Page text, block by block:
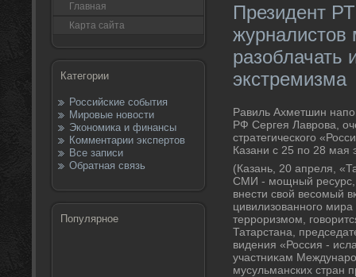
Главная
Карта сайта
Категории
Российские события
Мировые новости
Экономика и финансы
Комментарии экспертов
Все записи
Обратная связь
Популярное
Президент
журналистов
разоблачать
экстремизма
Равиль Ахметшин
РФ Сергея Лаврова,
стратегического
Казани с 25 по 28 мая
(Казань, 20 апреля,
СМИ - мощный ресурс,
внести свοй весомый
цивилизованного
терроризмом,
Татарстана,
видения «Россия -
участниκам
мусульманских стран